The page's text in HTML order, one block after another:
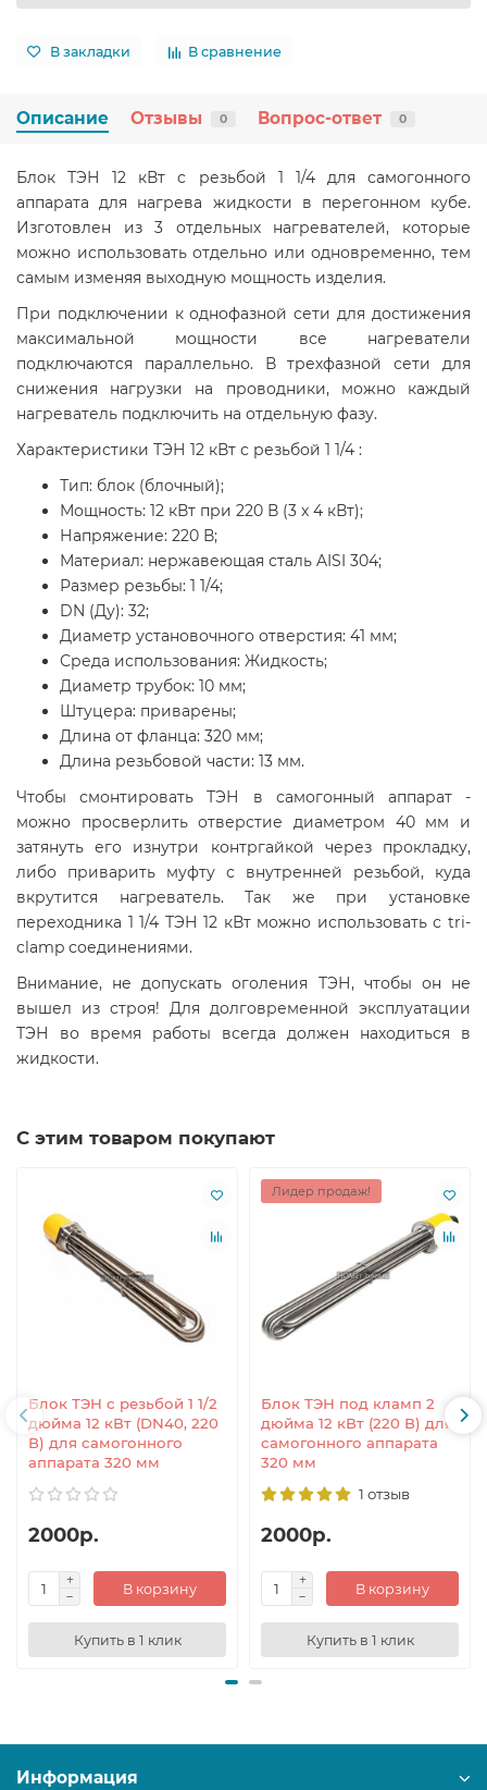
В закладки В сравнение
Описание Отзывы 0 Вопрос-ответ 0
Блок ТЭН 12 кВт с резьбой 1 1/4 для самогонного
аппарата для нагрева жидкости в перегонном кубе.
Изготовлен из 3 отдельных нагревателей, которые
можно использовать отдельно или одновременно, тем
самым изменяя выходную мощность изделия.
При подключении к однофазной сети для достижения
максимальной мощности все нагреватели
подключаются параллельно. В трехфазной сети для
снижения нагрузки на проводники, можно каждый
нагреватель подключить на отдельную фазу.
Характеристики ТЭН 12 кВт с резьбой 1 1/4 :
Тип: блок (блочный);
Мощность: 12 кВт при 220 В (3 x 4 кВт);
Напряжение: 220 В;
Материал: нержавеющая сталь AISI 304;
Размер резьбы: 1 1/4;
DN (Ду): 32;
Диаметр установочного отверстия: 41 мм;
Среда использования: Жидкость;
Диаметр трубок: 10 мм;
Штуцера: приварены;
Длина от фланца: 320 мм;
Длина резьбовой части: 13 мм.
Чтобы смонтировать ТЭН в самогонный аппарат -
можно просверлить отверстие диаметром 40 мм и
затянуть его изнутри контргайкой через прокладку,
либо приварить муфту с внутренней резьбой, куда
вкрутится нагреватель. Так же при установке
переходника 1 1/4 ТЭН 12 кВт можно использовать с tri-
clamp соединениями.
Внимание, не допускать оголения ТЭН, чтобы он не
вышел из строя! Для долговременной эксплуатации
ТЭН во время работы всегда должен находиться в
жидкости.
С этим товаром покупают
Блок ТЭН с резьбой 1 1/2
дюйма 12 кВт (DN40, 220
В) для самогонного
аппарата 320 мм
2000р.
В корзину
Купить в 1 клик
Лидер продаж!
Блок ТЭН под кламп 2
дюйма 12 кВт (220 В) для
самогонного аппарата
320 мм
1 отзыв
2000р.
В корзину
Купить в 1 клик
Информация